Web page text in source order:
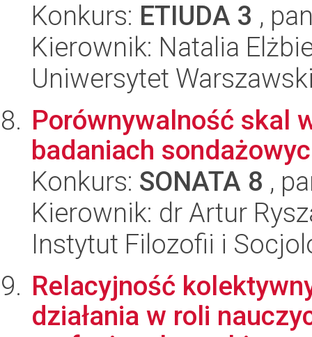
Konkurs: ETIUDA 3 ,
Kierownik: Natalia
Uniwersytet
Porównywalność skal
badaniach
Konkurs: SONATA 8 ,
Kierownik: dr Artur
Instytut Filozofii i
Relacyjność
działania w roli